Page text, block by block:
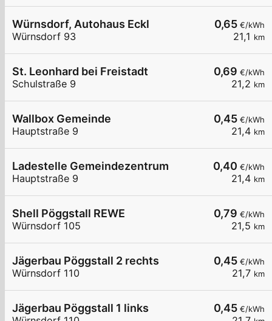
0,65 €/kWh
21,1 km
Würnsdorf, Autohaus Eckl
Würnsdorf 93
0,69 €/kWh
21,2 km
St. Leonhard bei Freistadt
Schulstraße 9
0,45 €/kWh
21,4 km
Wallbox Gemeinde
Hauptstraße 9
0,40 €/kWh
21,4 km
Ladestelle Gemeindezentrum
Hauptstraße 9
0,79 €/kWh
21,5 km
Shell Pöggstall REWE
Würnsdorf 105
0,45 €/kWh
21,7 km
Jägerbau Pöggstall 2 rechts
Würnsdorf 110
0,45 €/kWh
Jägerbau Pöggstall 1 links